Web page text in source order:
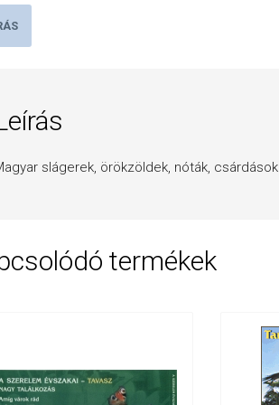
slágerek, örökzöldek, nóták, csárdások
termékek